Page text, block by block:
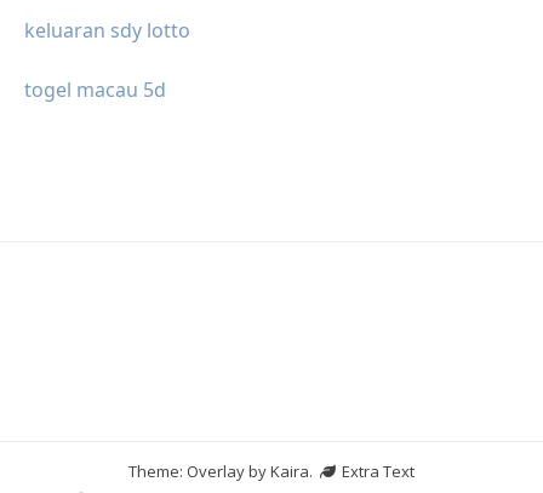
keluaran sdy lotto
togel macau 5d
Theme: Overlay byKaira.
Extra Text